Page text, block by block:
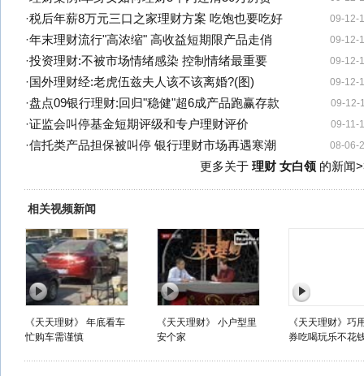
09-12-
·税后年薪8万元三口之家理财方案 吃饱也要吃好
09-12-
·年末理财流行"高浓缩" 高收益短期限产品走俏
09-12-
·投资理财:不被市场情绪感染 控制情绪最重要
09-12-
· 国外理财经:老虎伍兹夫人该不该离婚?(图)
09-12-
·盘点09银行理财:回归"稳健"超6成产品跑赢存款
09-11-
·证监会叫停基金短期评级和专户理财评价
08-06-
·信托类产品担保被叫停 银行理财市场再遇寒潮
更多关于 理财 女白领的新闻
相关视频新闻
《天天理财》 年底看车
忙购车需谨慎
《天天理财》 小户型里
安个家
《天天理财》巧
券吃喝玩乐不花